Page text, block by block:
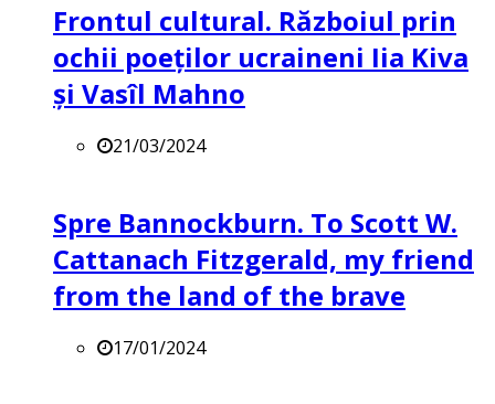
Frontul cultural. Războiul prin
ochii poeților ucraineni Iia Kiva
și Vasîl Mahno
21/03/2024
Spre Bannockburn. To Scott W.
Cattanach Fitzgerald, my friend
from the land of the brave
17/01/2024